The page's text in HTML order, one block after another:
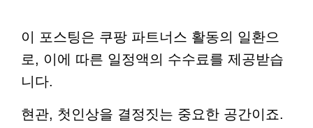
이 포스팅은 쿠팡 파트너스 활동의 일환으
로, 이에 따른 일정액의 수수료를 제공받습
니다.
현관, 첫인상을 결정짓는 중요한 공간이죠.